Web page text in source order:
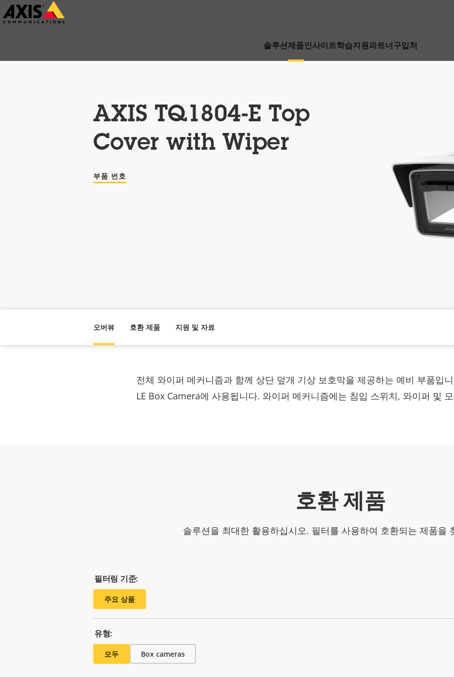
주
요
솔루션제품인사이트학습지원파트너구입처
AXIS TQ1804-E Top
Cover with Wiper
부품 번호
오버뷰 호환 제품 지원 및 자료
전체 와이퍼 메커니즘과 함께 상단 덮개 기상 보호막을 제공하는 예비 부품입
LE Box Camera에 사용됩니다. 와이퍼 메커니즘에는 침입 스위치, 와이퍼 및
호환 제품
솔루션을 최대한 활용하십시오. 필터를 사용하여 호환되는 제품을
필터링 기준:
주요 상품
유형:
모두 Box cameras